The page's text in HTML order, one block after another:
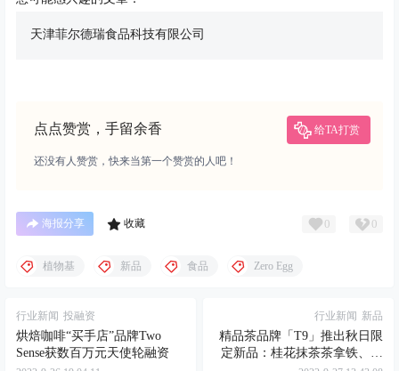
天津菲尔德瑞食品科技有限公司
点点赞赏，手留余香 给TA打赏
还没有人赞赏，快来当第一个赞赏的人吧！
海报分享 收藏 0 0
植物基 新品 食品 Zero Egg
行业新闻 投融资
烘焙咖啡“买手店”品牌Two
Sense获数百万元天使轮融资
行业新闻 新品
精品茶品牌「T9」推出秋日限
定新品：桂花抹茶茶拿铁、英